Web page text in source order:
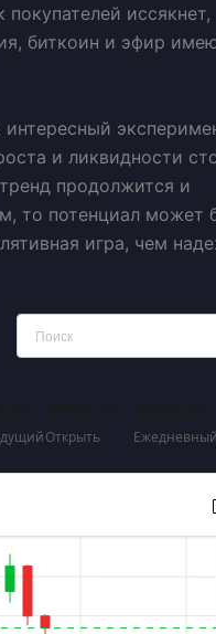
иссякнет,
биткоин и эфир
и ликвидности
продолжится и
то потенциал может
игра, чем